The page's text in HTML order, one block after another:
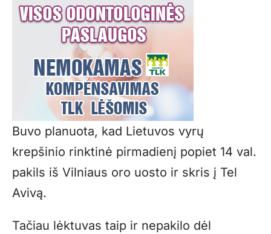
Buvo planuota, kad Lietuvos vyrų
krepšinio rinktinė pirmadienį popiet 14 val.
pakils iš Vilniaus oro uosto ir skris į Tel
Avivą.
Tačiau lėktuvas taip ir nepakilo dėl